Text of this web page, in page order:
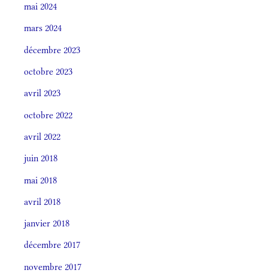
mai 2024
mars 2024
décembre 2023
octobre 2023
avril 2023
octobre 2022
avril 2022
juin 2018
mai 2018
avril 2018
janvier 2018
décembre 2017
novembre 2017